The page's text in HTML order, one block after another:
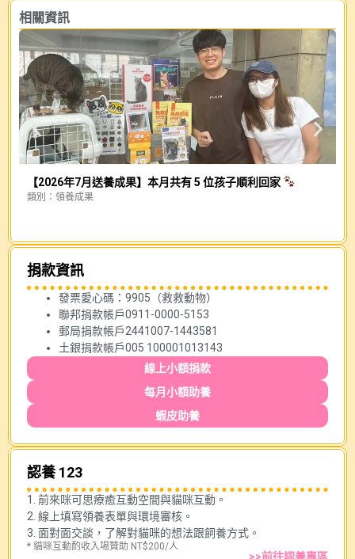
相關資訊
【2026年7月送養成果】本月共有 5 位孩子順利回家
類別： 領養成果
捐款資訊
發票愛心碼：9905（救救動物）
聯邦捐款帳戶0911-0000-5153
郵局捐款帳戶2441007-1443581
土銀捐款帳戶005 100001013143
線上小額捐款
每月小額助養
蝦皮助養
認養 123
1. 前來咪可思療癒互動空間與貓咪互動。
2. 線上填寫領養表單與環境審核。
3. 面對面交談，了解對貓咪的想法跟飼養方式。
* 貓咪互動酌收入場贊助 NT$200/人